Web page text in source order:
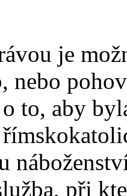
je
nebo
to, aby
při